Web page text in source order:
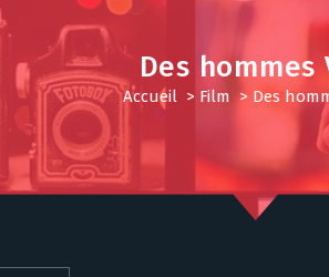
Des hommes
Accueil > Film > Des